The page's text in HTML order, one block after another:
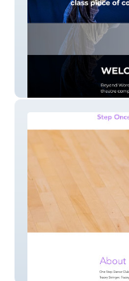
Beyond Words
Step One Dance